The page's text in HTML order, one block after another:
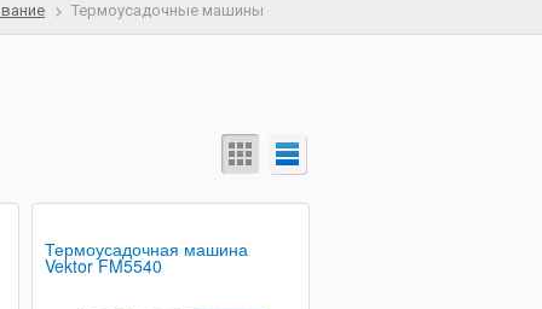
Термоусадочные машины
Термоусадочная машина
Vektor FM5540